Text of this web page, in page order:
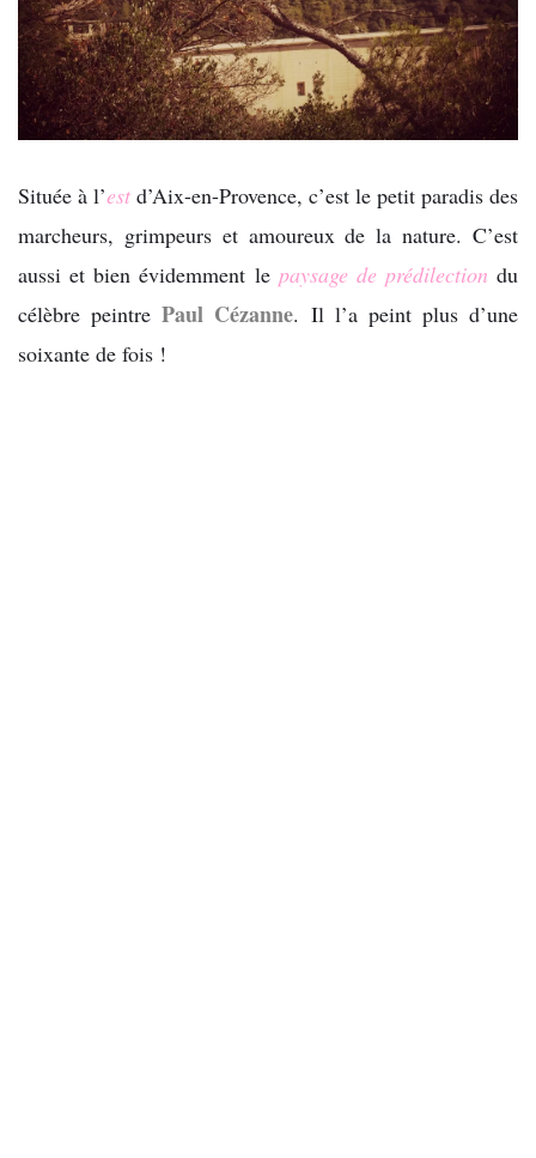
Située à l’est d’Aix-en-Provence, c’est le petit paradis des
marcheurs, grimpeurs et amoureux de la nature. C’est
aussi et bien évidemment le paysage de prédilection du
célèbre peintrePaul Cézanne. Il l’a peint plus d’une
soixante de fois !